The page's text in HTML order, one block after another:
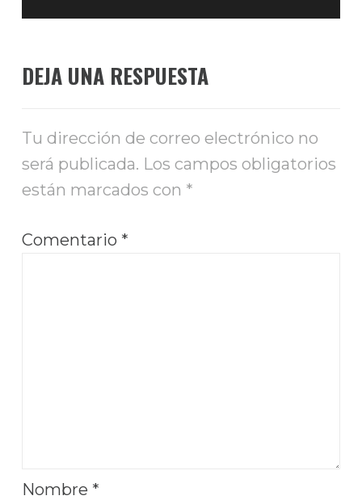
DEJA UNA RESPUESTA
Tu dirección de correo electrónico no
será publicada. Los campos obligatorios
están marcados con *
Comentario *
Nombre *